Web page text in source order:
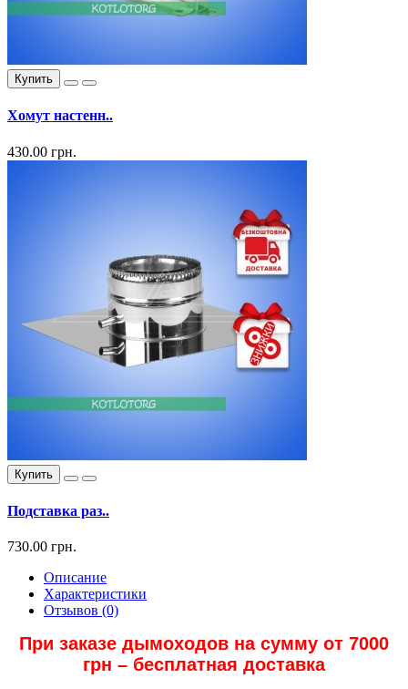
Купить
Хомут настенн..
430.00 грн.
Купить
Подставка раз..
730.00 грн.
Описание
Характеристики
Отзывов (0)
При заказе дымоходов на сумму от 7000
грн – бесплатная доставка